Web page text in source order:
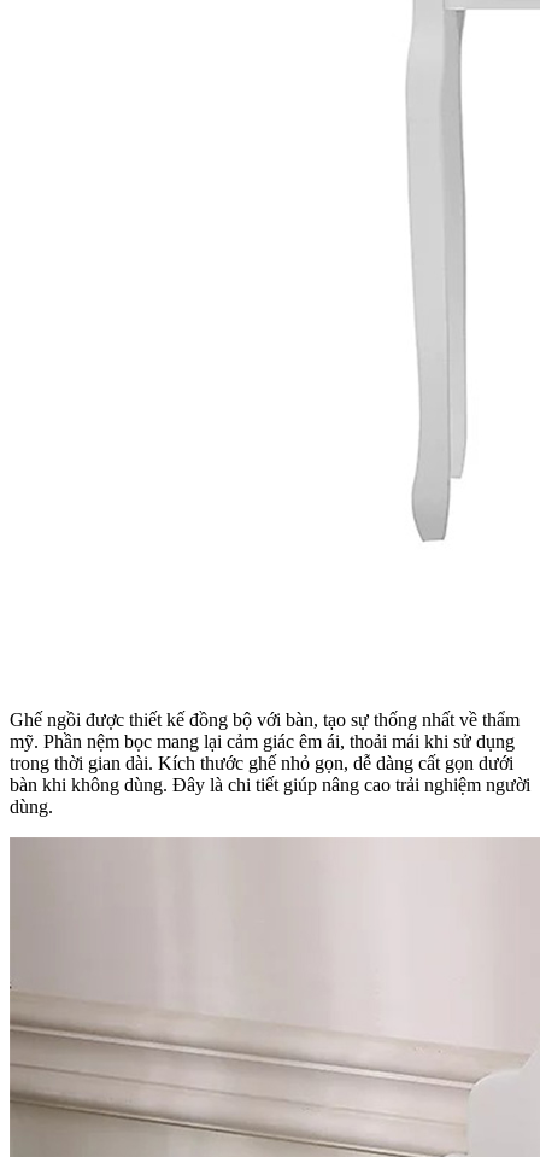
Ghế ngồi được thiết kế đồng bộ với bàn, tạo sự thống nhất về thẩm
mỹ. Phần nệm bọc mang lại cảm giác êm ái, thoải mái khi sử dụng
trong thời gian dài. Kích thước ghế nhỏ gọn, dễ dàng cất gọn dưới
bàn khi không dùng. Đây là chi tiết giúp nâng cao trải nghiệm người
dùng.